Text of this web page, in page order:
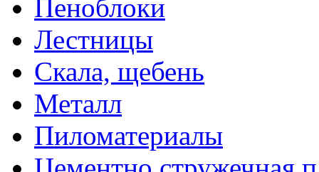
Пеноблоки
Лестницы
Скала, щебень
Металл
Пиломатериалы